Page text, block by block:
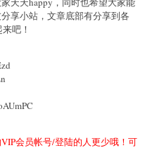
享小站，文章底部有分享到各
吧！
会员帐号/登陆的人更少哦！可